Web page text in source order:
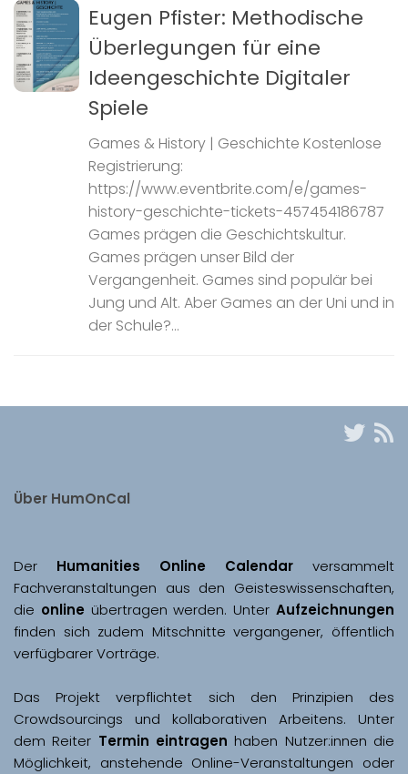
Eugen Pfister: Methodische
Überlegungen für eine
Ideengeschichte Digitaler
Spiele
Games & History | Geschichte Kostenlose
Registrierung:
https://www.eventbrite.com/e/games-
history-geschichte-tickets-457454186787
Games prägen die Geschichtskultur.
Games prägen unser Bild der
Vergangenheit. Games sind populär bei
Jung und Alt. Aber Games an der Uni und in
der Schule?...
Über HumOnCal
Der Humanities Online Calendar versammelt
Fachveranstaltungen aus den Geisteswissenschaften,
die online übertragen werden. Unter Aufzeichnungen
finden sich zudem Mitschnitte vergangener, öffentlich
Das Projekt verpflichtet sich den Prinzipien des
Crowdsourcings und kollaborativen Arbeitens. Unter
dem Reiter Termin eintragen haben Nutzer:innen die
Möglichkeit, anstehende Online-Veranstaltungen oder